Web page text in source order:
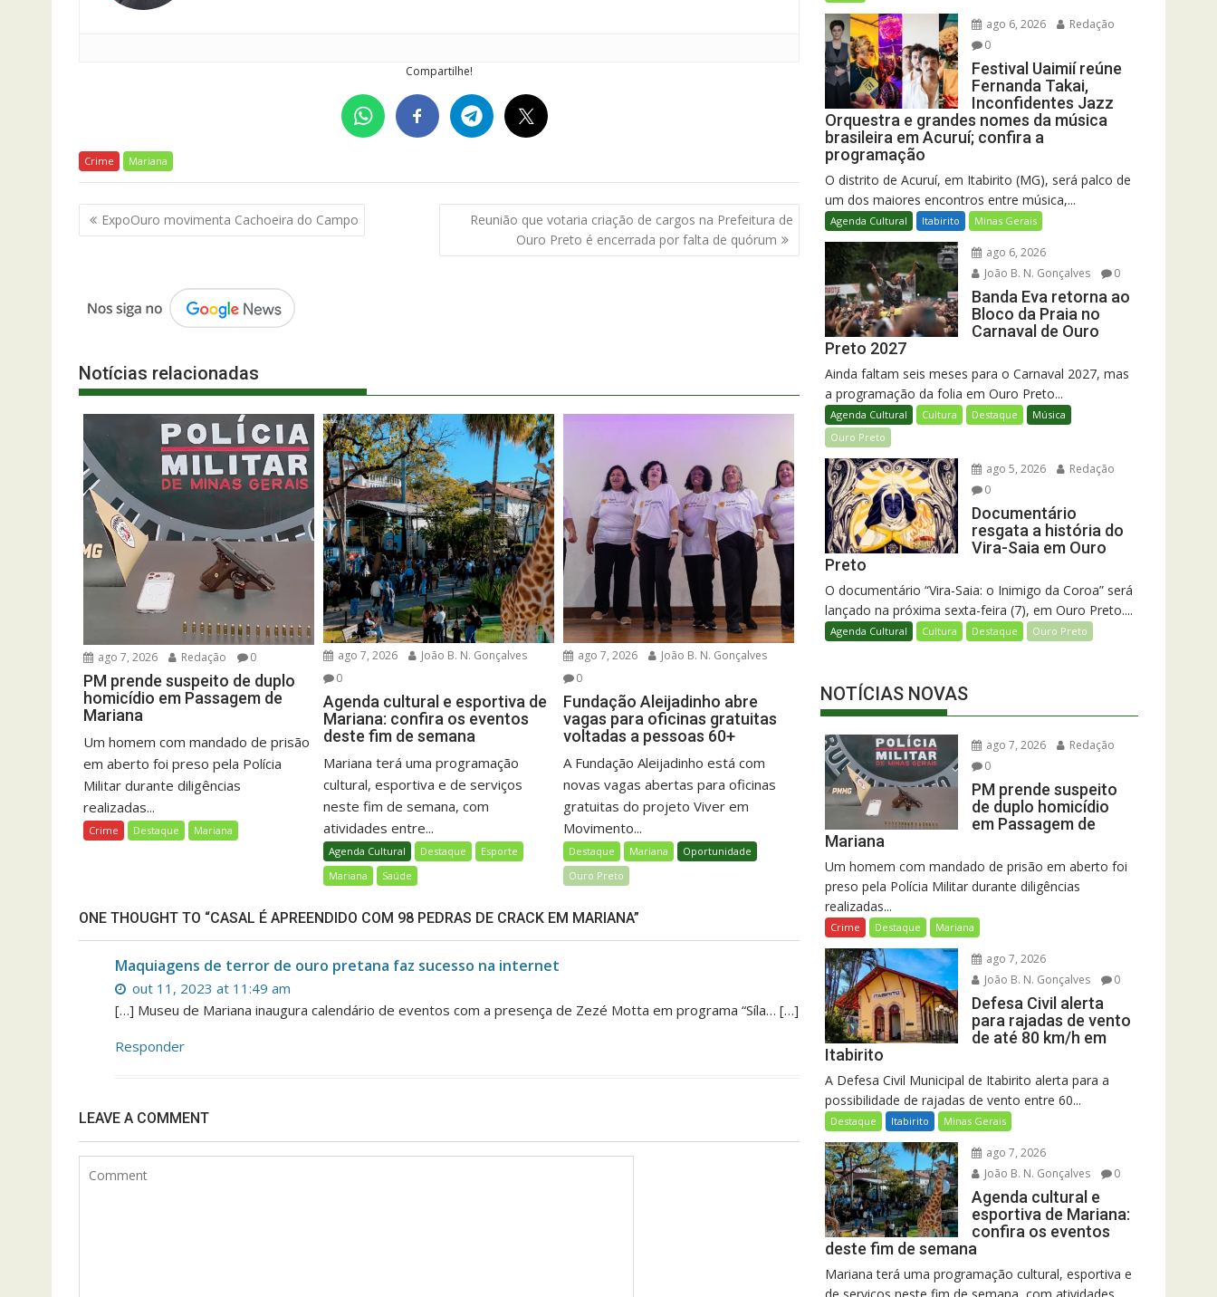
Compartilhe!
Crime Mariana
Navegação
de
ExpoOuro movimenta Cachoeira do Campo
Reunião que votaria criação de cargos na Prefeitura de
Ouro Preto é encerrada por falta de quórum
Notícias relacionadas
ago 7, 2026 Redação 0
PM prende suspeito de duplo
homicídio em Passagem de
Mariana
Um homem com mandado de prisão
em aberto foi preso pela Polícia
Militar durante diligências
realizadas...
Crime Destaque Mariana
ago 7, 2026
João B. N. Gonçalves
0
Agenda cultural e esportiva de
Mariana: confira os eventos
deste fim de semana
Mariana terá uma programação
cultural, esportiva e de serviços
neste fim de semana, com
atividades entre...
Agenda Cultural Destaque
Esporte
Mariana
Saúde
ago 7, 2026
João B. N. Gonçalves
0
Fundação Aleijadinho abre
vagas para oficinas gratuitas
voltadas a pessoas 60+
A Fundação Aleijadinho está com
novas vagas abertas para oficinas
gratuitas do projeto Viver em
Movimento...
Destaque Mariana
Oportunidade
Ouro Preto
ONE THOUGHT TO “CASAL É APREENDIDO COM 98 PEDRAS DE CRACK EM MARIANA”
Maquiagens de terror de ouro pretana faz sucesso na internet
out 11, 2023 at 11:49 am
[…] Museu de Mariana inaugura calendário de eventos com a presença de Zezé Motta em programa “Síla… […]
Responder
LEAVE A COMMENT
ago 6, 2026
Redação
0
Festival Uaimií reúne
Fernanda Takai,
Inconfidentes Jazz
Orquestra e grandes nomes da música
brasileira em Acuruí; confira a
programação
O distrito de Acuruí, em Itabirito (MG), será palco de
um dos maiores encontros entre música,...
Agenda Cultural Itabirito Minas Gerais
ago 6, 2026
João B. N. Gonçalves
0
Banda Eva retorna ao
Bloco da Praia no
Carnaval de Ouro
Preto 2027
Ainda faltam seis meses para o Carnaval 2027, mas
a programação da folia em Ouro Preto...
Agenda Cultural Cultura Destaque
Música
Ouro Preto
ago 5, 2026
Redação
0
Documentário
resgata a história do
Vira-Saia em Ouro
Preto
O documentário “Vira-Saia: o Inimigo da Coroa” será
lançado na próxima sexta-feira (7), em Ouro Preto....
Agenda Cultural Cultura Destaque Ouro Preto
NOTÍCIAS NOVAS
ago 7, 2026
Redação
0
PM prende suspeito
de duplo homicídio
em Passagem de
Mariana
Um homem com mandado de prisão em aberto foi
preso pela Polícia Militar durante diligências
realizadas...
Crime Destaque Mariana
ago 7, 2026
João B. N. Gonçalves
0
Defesa Civil alerta
para rajadas de vento
de até 80 km/h em
Itabirito
A Defesa Civil Municipal de Itabirito alerta para a
possibilidade de rajadas de vento entre 60...
Destaque Itabirito Minas Gerais
ago 7, 2026
João B. N. Gonçalves
0
Agenda cultural e
esportiva de Mariana:
confira os eventos
deste fim de semana
Mariana terá uma programação cultural, esportiva e